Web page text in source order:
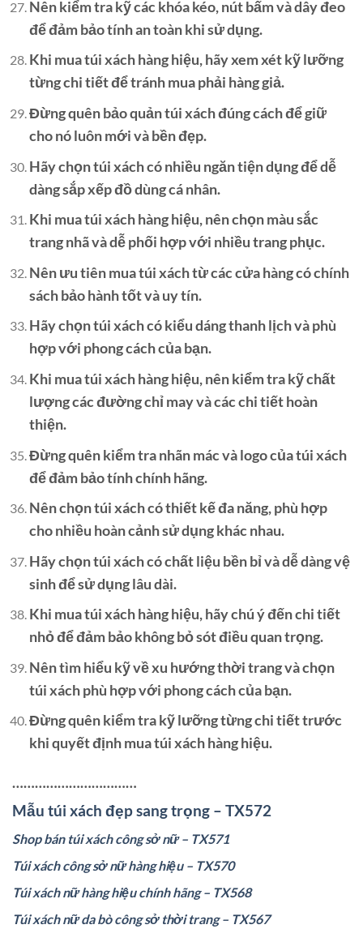
Nên kiểm tra kỹ các khóa kéo, nút bấm và dây đeo
để đảm bảo tính an toàn khi sử dụng.
Khi mua túi xách hàng hiệu, hãy xem xét kỹ lưỡng
từng chi tiết để tránh mua phải hàng giả.
Đừng quên bảo quản túi xách đúng cách để giữ
cho nó luôn mới và bền đẹp.
Hãy chọn túi xách có nhiều ngăn tiện dụng để dễ
dàng sắp xếp đồ dùng cá nhân.
Khi mua túi xách hàng hiệu, nên chọn màu sắc
trang nhã và dễ phối hợp với nhiều trang phục.
Nên ưu tiên mua túi xách từ các cửa hàng có chính
sách bảo hành tốt và uy tín.
Hãy chọn túi xách có kiểu dáng thanh lịch và phù
hợp với phong cách của bạn.
Khi mua túi xách hàng hiệu, nên kiểm tra kỹ chất
lượng các đường chỉ may và các chi tiết hoàn
thiện.
Đừng quên kiểm tra nhãn mác và logo của túi xách
để đảm bảo tính chính hãng.
Nên chọn túi xách có thiết kế đa năng, phù hợp
cho nhiều hoàn cảnh sử dụng khác nhau.
Hãy chọn túi xách có chất liệu bền bỉ và dễ dàng vệ
sinh để sử dụng lâu dài.
Khi mua túi xách hàng hiệu, hãy chú ý đến chi tiết
nhỏ để đảm bảo không bỏ sót điều quan trọng.
Nên tìm hiểu kỹ về xu hướng thời trang và chọn
túi xách phù hợp với phong cách của bạn.
Đừng quên kiểm tra kỹ lưỡng từng chi tiết trước
khi quyết định mua túi xách hàng hiệu.
……………………………
Mẫu túi xách đẹp sang trọng – TX572
Shop bán túi xách công sở nữ – TX571
Túi xách công sở nữ hàng hiệu – TX570
Túi xách nữ hàng hiệu chính hãng – TX568
Túi xách nữ da bò công sở thời trang – TX567